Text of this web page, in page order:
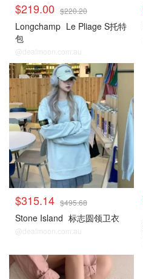
$219.00 $220.20
Longchamp Le Pliage S托特
包
@dealmoon.com.au
Cettire
$315.14 $495.68
Stone Island 标志圆领卫衣
@dealmoon.com.au
Cettire